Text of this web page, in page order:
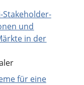
und
in der
für eine